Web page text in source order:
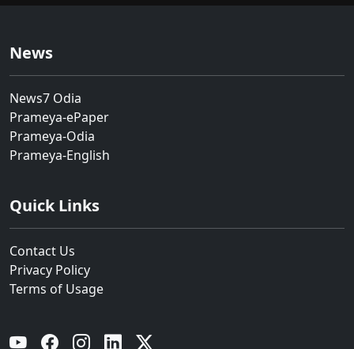
News
News7 Odia
Prameya-ePaper
Prameya-Odia
Prameya-English
Quick Links
Contact Us
Privacy Policy
Terms of Usage
YouTube Facebook Instagram Linkedin